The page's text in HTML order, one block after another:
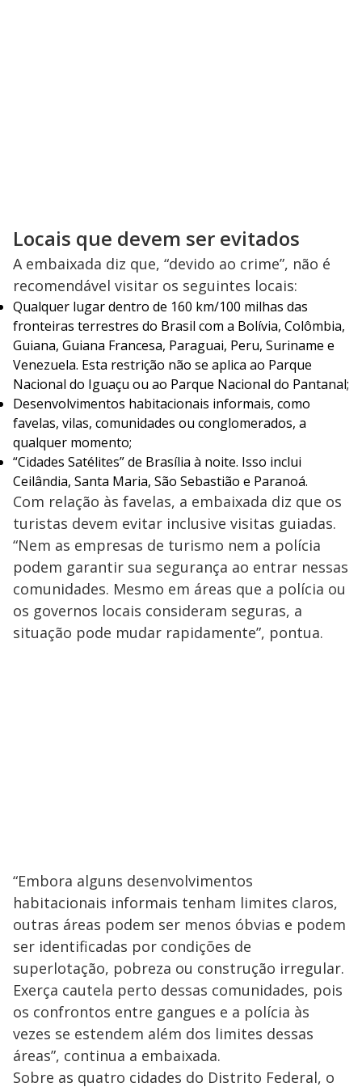
Locais que devem ser evitados
A embaixada diz que, “devido ao crime”, não é
recomendável visitar os seguintes locais:
Qualquer lugar dentro de 160 km/100 milhas das
fronteiras terrestres do Brasil com a Bolívia, Colômbia,
Guiana, Guiana Francesa, Paraguai, Peru, Suriname e
Venezuela. Esta restrição não se aplica ao Parque
Nacional do Iguaçu ou ao Parque Nacional do Pantanal;
Desenvolvimentos habitacionais informais, como
favelas, vilas, comunidades ou conglomerados, a
qualquer momento;
“Cidades Satélites” de Brasília à noite. Isso inclui
Ceilândia, Santa Maria, São Sebastião e Paranoá.
Com relação às favelas, a embaixada diz que os
turistas devem evitar inclusive visitas guiadas.
“Nem as empresas de turismo nem a polícia
podem garantir sua segurança ao entrar nessas
comunidades. Mesmo em áreas que a polícia ou
os governos locais consideram seguras, a
situação pode mudar rapidamente”, pontua.
“Embora alguns desenvolvimentos
habitacionais informais tenham limites claros,
outras áreas podem ser menos óbvias e podem
ser identificadas por condições de
superlotação, pobreza ou construção irregular.
Exerça cautela perto dessas comunidades, pois
os confrontos entre gangues e a polícia às
vezes se estendem além dos limites dessas
áreas”, continua a embaixada.
Sobre as quatro cidades do Distrito Federal, o